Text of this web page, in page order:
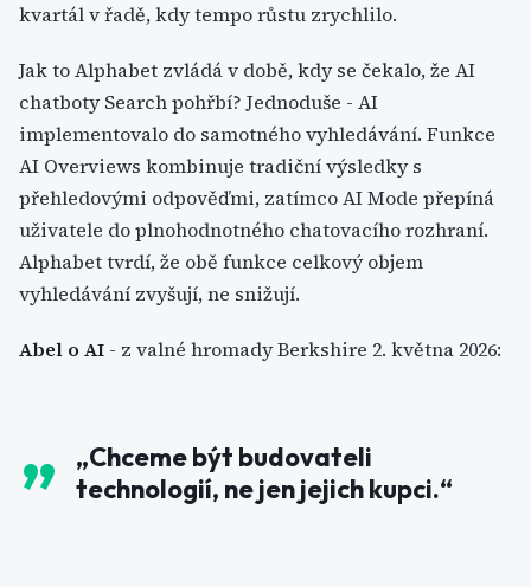
kvartál v řadě, kdy tempo růstu zrychlilo.
Jak to Alphabet zvládá v době, kdy se čekalo, že AI
chatboty Search pohřbí? Jednoduše - AI
implementovalo do samotného vyhledávání. Funkce
AI Overviews kombinuje tradiční výsledky s
přehledovými odpověďmi, zatímco AI Mode přepíná
uživatele do plnohodnotného chatovacího rozhraní.
Alphabet tvrdí, že obě funkce celkový objem
vyhledávání zvyšují, ne snižují.
Abel o AI - z valné hromady Berkshire 2. května 2026:
„Chceme být budovateli
technologií, ne jen jejich kupci.“